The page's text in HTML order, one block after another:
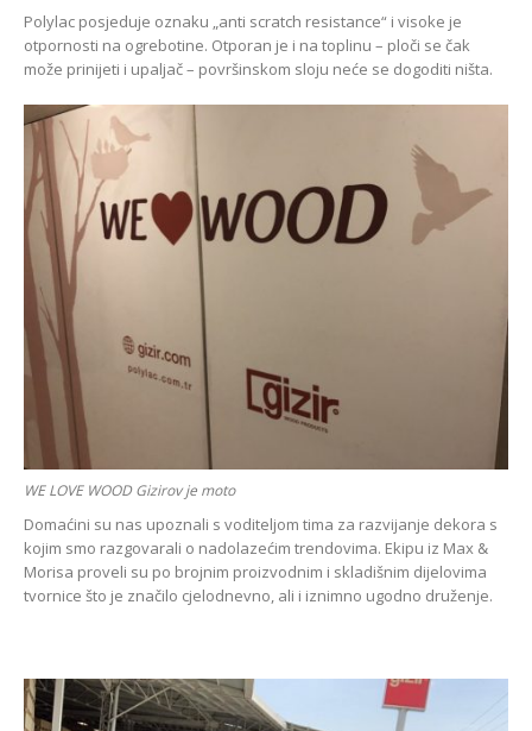
Polylac posjeduje oznaku „anti scratch resistance“ i visoke je
otpornosti na ogrebotine. Otporan je i na toplinu – ploči se čak
može prinijeti i upaljač – površinskom sloju neće se dogoditi ništa.
WE LOVE WOOD Gizirov je moto
Domaćini su nas upoznali s voditeljom tima za razvijanje dekora s
kojim smo razgovarali o nadolazećim trendovima. Ekipu iz Max &
Morisa proveli su po brojnim proizvodnim i skladišnim dijelovima
tvornice što je značilo cjelodnevno, ali i iznimno ugodno druženje.